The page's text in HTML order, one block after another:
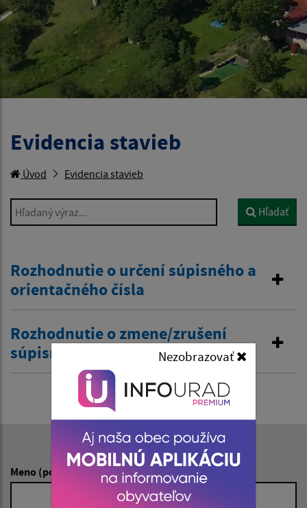
Evidencia stavieb
Úvod Evidencia stavieb
Hľadaný výraz... Hľadať
Rozhodnutie o určení súpisného a
orientačného čísla
Rozhodnutie o zmene/zrušení
súpisného a orientačného čísla
Napíšte nám:
Meno (povinné)
Nezobrazovať